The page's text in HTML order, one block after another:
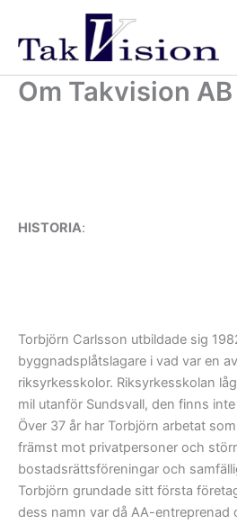
innehåll
Om Takvision AB
HISTORIA:
Torbjörn Carlsson utbildade sig
byggnadsplåtslagare i vad var en
riksyrkesskolor. Riksyrkesskolan
mil utanför Sundsvall, den finns
Över 37 år har Torbjörn arbetat
främst mot privatpersoner och
bostadsrättsföreningar och
Torbjörn grundade sitt första
dess namn var då AA-entreprenad